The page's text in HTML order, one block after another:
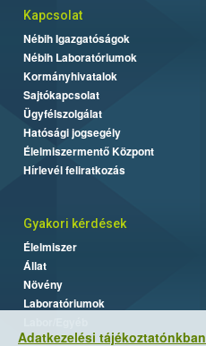
Adatkezelési tájékoztatónkban
Kapcsolat
Nébih Igazgatóságok
Nébih Laboratóriumok
Kormányhivatalok
Sajtókapcsolat
Ügyfélszolgálat
Hatósági jogsegély
Élelmiszermentő Központ
Hírlevél feliratkozás
Gyakori kérdések
Élelmiszer
Állat
Növény
Laboratóriumok